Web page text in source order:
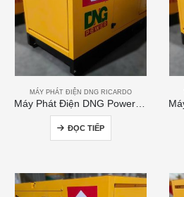
MÁY PHÁT ĐIỆN DNG RICARDO
Máy Phát Điện DNG Power 200kVA
ĐỌC TIẾP